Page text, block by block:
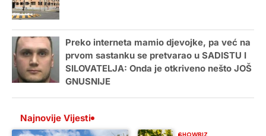
Preko interneta mamio djevojke, pa već na
prvom sastanku se pretvarao u SADISTU I
SILOVATELJA: Onda je otkriveno nešto JOŠ
GNUSNIJE
Najnovije Vijesti